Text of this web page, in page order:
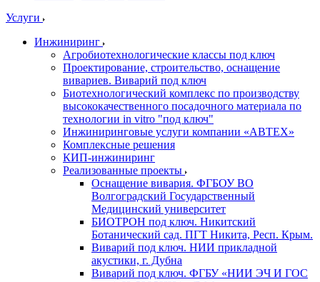
Услуги
Инжиниринг
Агробиотехнологические классы под ключ
Проектирование, строительство, оснащение
вивариев. Виварий под ключ
Биотехнологический комплекс по производству
высококачественного посадочного материала по
технологии in vitro "под ключ"
Инжиниринговые услуги компании «АВТЕХ»
Комплексные решения
КИП-инжиниринг
Реализованные проекты
Оснащение вивария. ФГБОУ ВО
Волгоградский Государственный
Медицинский университет
БИОТРОН под ключ. Никитский
Ботанический сад. ПГТ Никита, Респ. Крым.
Виварий под ключ. НИИ прикладной
акустики, г. Дубна
Виварий под ключ. ФГБУ «НИИ ЭЧ И ГОС